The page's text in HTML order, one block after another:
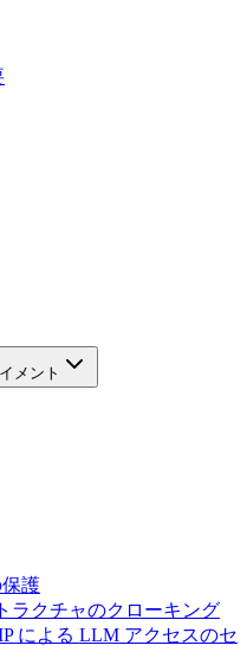
メント
護
ラクチャのクローキング
による LLM アクセスのセ